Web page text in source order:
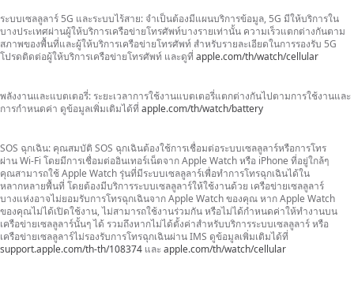
ระบบเซลลูลาร์ 5G และระบบไร้สาย: จำเป็นต้องมีแผนบริการข้อมูล, 5G มีให้บริการใน
บางประเทศผ่านผู้ให้บริการเครือข่ายโทรศัพท์บางรายเท่านั้น ความเร็วแตกต่างกันตาม
สภาพของพื้นที่และผู้ให้บริการเครือข่ายโทรศัพท์ สำหรับรายละเอียดในการรองรับ 5G
โปรดติดต่อผู้ให้บริการเครือข่ายโทรศัพท์ และดูที่ apple.com/th/watch/cellular
พลังงานและแบตเตอรี่:ระยะเวลาการใช้งานแบตเตอรี่แตกต่างกันไปตามการใช้งานและ
การกำหนดค่า ดูข้อมูลเพิ่มเติมได้ที่ apple.com/th/watch/battery
SOS ฉุกเฉิน: คุณสมบัติ SOS ฉุกเฉินต้องใช้การเชื่อมต่อระบบเซลลูลาร์หรือการโทร
ผ่าน Wi-Fi โดยมีการเชื่อมต่ออินเทอร์เน็ตจาก Apple Watch หรือ iPhone ที่อยู่ใกล้ๆ
คุณสามารถใช้ Apple Watch รุ่นที่มีระบบเซลลูลาร์เพื่อทำการโทรฉุกเฉินได้ใน
หลากหลายพื้นที่ โดยต้องมีบริการระบบเซลลูลาร์ให้ใช้งานด้วย เครือข่ายเซลลูลาร์
บางแห่งอาจไม่ยอมรับการโทรฉุกเฉินจาก Apple Watch ของคุณ หาก Apple Watch
ของคุณไม่ได้เปิดใช้งาน,ไม่สามารถใช้งานร่วมกันหรือไม่ได้กำหนดค่าให้ทำงานบน
เครือข่ายเซลลูลาร์นั้นๆ ได้ รวมถึงหากไม่ได้ตั้งค่าสำหรับบริการระบบเซลลูลาร์หรือ
เครือข่ายเซลลูลาร์ไม่รองรับการโทรฉุกเฉินผ่าน IMS ดูข้อมูลเพิ่มเติมได้ที่
support.apple.com/th-th/108374และ apple.com/th/watch/cellular